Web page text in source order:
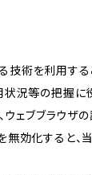
技術を利用する
状況等の把握に
ェブブラウザ
効化すると、